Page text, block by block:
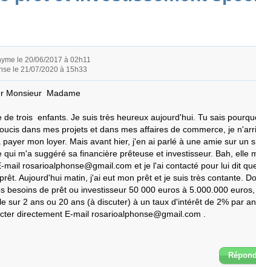
le 20/06/2017 à 02h11
le 21/07/2020 à 15h33
Monsieur  Madame
de trois  enfants. Je suis très heureux aujourd'hui. Tu sais
dans mes projets et dans mes affaires de commerce, je
payer mon loyer. Mais avant hier, j'en ai parlé à une amie sur un
qui m'a suggéré sa financière prêteuse et investisseur. Bah, elle
mail rosarioalphonse@gmail.com et je l'ai contacté pour lui dit
Aujourd'hui matin, j'ai eut mon prêt et je suis très contante.
besoins de prêt ou investisseur 50 000 euros à 5.000.000 euros,
sur 2 ans ou 20 ans (à discuter) à un taux d'intérêt de 2% par an.
directement E-mail rosarioalphonse@gmail.com .